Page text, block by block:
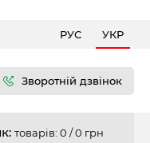
РУС УКР
Зворотній дзвінок
товарів: 0 /0 грн